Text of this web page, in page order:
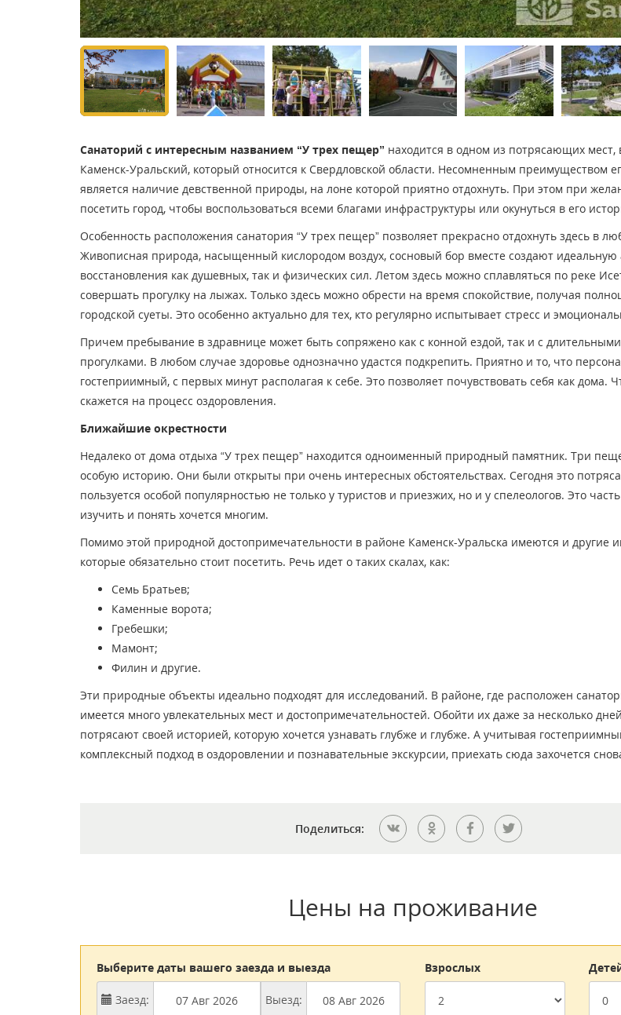
Санаторий с интересным названием “У трех пещер” находится в одном из потрясающих мест,
Каменск-Уральский, который относится к Свердловской области. Несомненным преимуществом
является наличие девственной природы, на лоне которой приятно отдохнуть. При этом при
посетить город, чтобы воспользоваться всеми благами инфраструктуры или окунуться в его
Особенность расположения санатория “У трех пещер” позволяет прекрасно отдохнуть здесь в
Живописная природа, насыщенный кислородом воздух, сосновый бор вместе создают идеальную
восстановления как душевных, так и физических сил. Летом здесь можно сплавляться по реке
совершать прогулку на лыжах. Только здесь можно обрести на время спокойствие, получая
городской суеты. Это особенно актуально для тех, кто регулярно испытывает стресс и
Причем пребывание в здравнице может быть сопряжено как с конной ездой, так и с
прогулками. В любом случае здоровье однозначно удастся подкрепить. Приятно и то, что
гостеприимный, с первых минут располагая к себе. Это позволяет почувствовать себя как дома.
скажется на процесс оздоровления.
Ближайшие окрестности
Недалеко от дома отдыха “У трех пещер” находится одноименный природный памятник. Три
особую историю. Они были открыты при очень интересных обстоятельствах. Сегодня это
пользуется особой популярностью не только у туристов и приезжих, но и у спелеологов. Это
изучить и понять хочется многим.
Помимо этой природной достопримечательности в районе Каменск-Уральска имеются и другие
которые обязательно стоит посетить. Речь идет о таких скалах, как:
Семь Братьев;
Каменные ворота;
Гребешки;
Мамонт;
Филин и другие.
Эти природные объекты идеально подходят для исследований. В районе, где расположен
имеется много увлекательных мест и достопримечательностей. Обойти их даже за несколько
потрясают своей историей, которую хочется узнавать глубже и глубже. А учитывая
комплексный подход в оздоровлении и познавательные экскурсии, приехать сюда захочется
Поделиться:
Цены на проживание
Выберите даты вашего заезда и выезда
Заезд: Выезд:
Взрослых